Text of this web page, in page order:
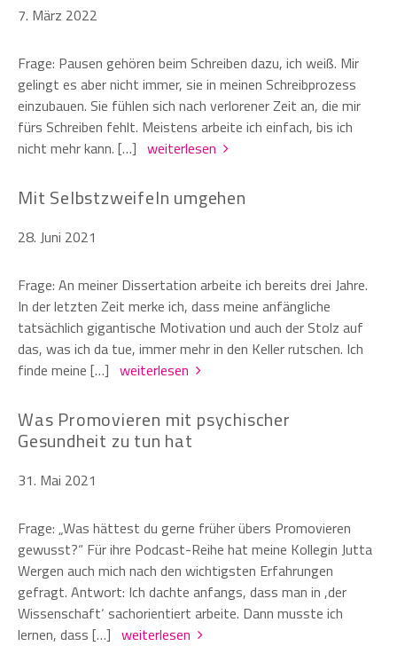
7. März 2022
Frage: Pausen gehören beim Schreiben dazu, ich weiß. Mir
gelingt es aber nicht immer, sie in meinen Schreibprozess
einzubauen. Sie fühlen sich nach verlorener Zeit an, die mir
fürs Schreiben fehlt. Meistens arbeite ich einfach, bis ich
nicht mehr kann. […] weiterlesen
Mit Selbstzweifeln umgehen
28. Juni 2021
Frage: An meiner Dissertation arbeite ich bereits drei Jahre.
In der letzten Zeit merke ich, dass meine anfängliche
tatsächlich gigantische Motivation und auch der Stolz auf
das, was ich da tue, immer mehr in den Keller rutschen. Ich
finde meine […] weiterlesen
Was Promovieren mit psychischer
Gesundheit zu tun hat
31. Mai 2021
Frage: „Was hättest du gerne früher übers Promovieren
gewusst?“ Für ihre Podcast-Reihe hat meine Kollegin Jutta
Wergen auch mich nach den wichtigsten Erfahrungen
gefragt. Antwort: Ich dachte anfangs, dass man in ,der
Wissenschaft‘ sachorientiert arbeite. Dann musste ich
lernen, dass […] weiterlesen